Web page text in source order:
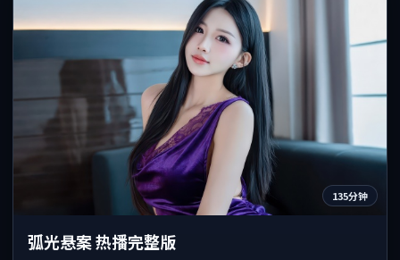
135分钟
弧光悬案 热播完整版